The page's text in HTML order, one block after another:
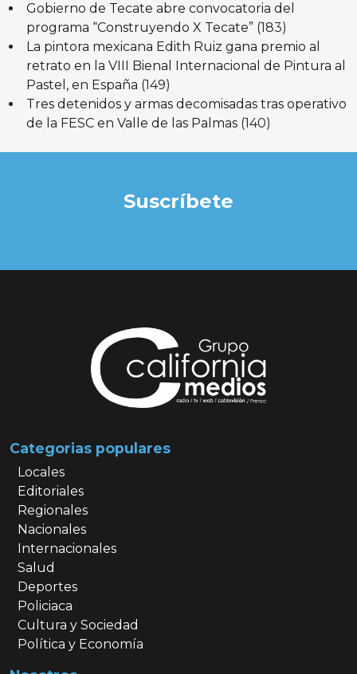
Gobierno de Tecate abre convocatoria del
programa “Construyendo X Tecate” (183)
La pintora mexicana Edith Ruiz gana premio al
retrato en la VIII Bienal Internacional de Pintura al
Pastel, en España (149)
Tres detenidos y armas decomisadas tras operativo
de la FESC en Valle de las Palmas (140)
Suscríbete
Categorias populares
Locales
Editoriales
Regionales
Nacionales
Internacionales
Salud
Deportes
Policiaca
Cultura y Sociedad
Política y Economía